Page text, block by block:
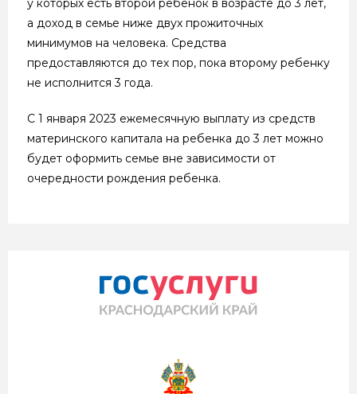
у которых есть второй ребенок в возрасте до 3 лет,
а доход в семье ниже двух прожиточных
минимумов на человека. Средства
предоставляются до тех пор, пока второму ребенку
не исполнится 3 года.
С 1 января 2023 ежемесячную выплату из средств
материнского капитала на ребенка до 3 лет можно
будет оформить семье вне зависимости от
очередности рождения ребенка.